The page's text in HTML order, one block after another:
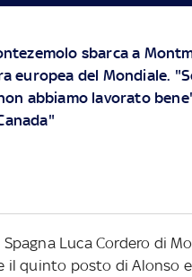
sbarca a
europea del Mondiale.
abbiamo lavorato
Luca Cordero di
il quinto posto di Alonso